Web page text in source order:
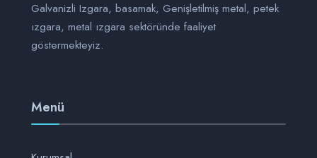
Galvanizli Izgara, basamak, Genişletilmiş metal, petek
ızgara, metal ızgara sektöründe faaliyet
göstermekteyiz.
Menü